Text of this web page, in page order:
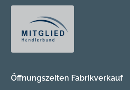
Öffnungszeiten Fabrikverkauf